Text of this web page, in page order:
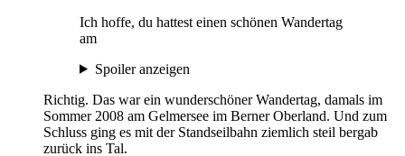
Ich hoffe, du hattest einen schönen Wandertag
am
Spoiler anzeigen
Richtig. Das war ein wunderschöner Wandertag, damals im
Sommer 2008 am Gelmersee im Berner Oberland. Und zum
Schluss ging es mit der Standseilbahn ziemlich steil bergab
zurück ins Tal.